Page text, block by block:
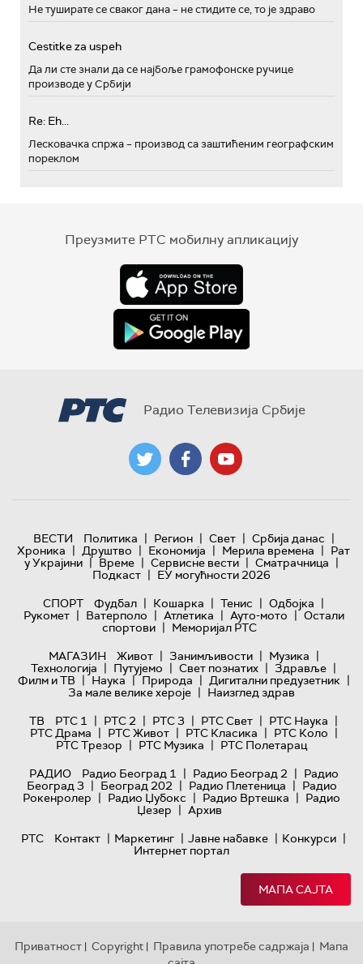
Не туширате се сваког дана – не стидите се, то је здраво
Cestitke za uspeh
Да ли сте знали да се најбоље грамофонске ручице
производе у Србији
Re: Eh...
Лесковачка спржа – производ са заштићеним географским
пореклом
Преузмите РТС мобилну апликацију
Радио Телевизија Србије
ВЕСТИ Политика | Регион | Свет | Србија данас |
Хроника | Друштво | Економија | Мерила времена | Рат
у Украјини | Време | Сервисне вести | Сматрачница |
Подкаст | ЕУ могућности 2026
СПОРТ
Фудбал | Кошарка | Тенис | Одбојка |
Рукомет | Ватерполо | Атлетика | Ауто-мото | Остали
спортови | Меморијал РТС
МАГАЗИН
Живот | Занимљивости | Музика |
Технологијa | Путујемо | Свет познатих | Здравље |
Филм и ТВ | Наука | Природа | Дигитални предузетник |
За мале велике хероје | Наизглед здрав
ТВ
РТС 1 | РТС 2 | РТС 3 | РТС Свет | РТС Наука |
РТС Драма | РТС Живот | РТС Класика | РТС Коло |
РТС Трезор | РТС Музика | РТС Полетарац
РАДИО
Радио Београд 1 | Радио Београд 2 | Радио
Београд 3 | Београд 202 | Радио Плетеница | Радио
Рокенролер | Радио Џубокс | Радио Вртешка | Радио
Џезер | Архив
РТС
Контакт | Маркетинг | Јавне набавке | Конкурси |
Интернет портал
МАПА САЈТА
Приватност | Copyright | Правила употребе садржаја | Мапа